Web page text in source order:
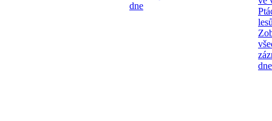
dne
dne